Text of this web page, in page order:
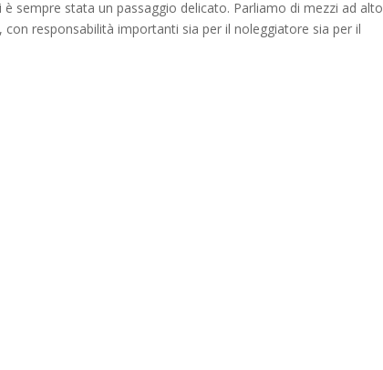
sempre stata un passaggio delicato. Parliamo di mezzi ad alto
responsabilità importanti sia per il noleggiatore sia per il